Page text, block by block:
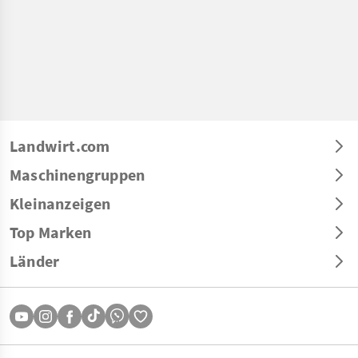
Landwirt.com
Maschinengruppen
Kleinanzeigen
Top Marken
Länder